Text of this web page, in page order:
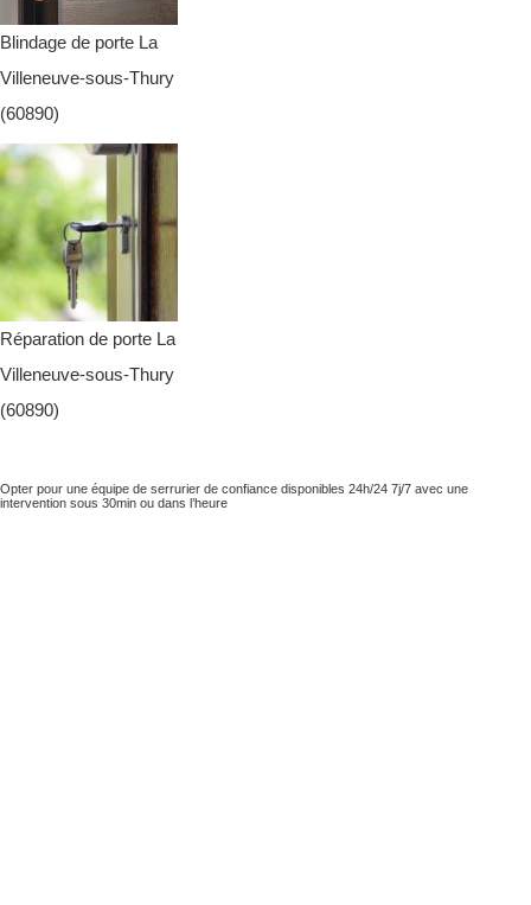
Blindage de porte La
Villeneuve-sous-Thury
(60890)
Réparation de porte La
Villeneuve-sous-Thury
(60890)
Opter pour une équipe de serrurier de confiance disponibles 24h/24 7j/7 avec une
intervention sous 30min ou dans l’heure